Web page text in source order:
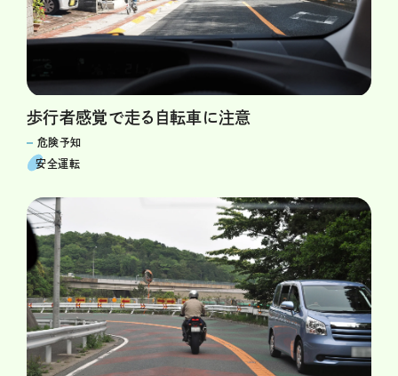
歩行者感覚で走る自転車に注意
危険予知
安全運転